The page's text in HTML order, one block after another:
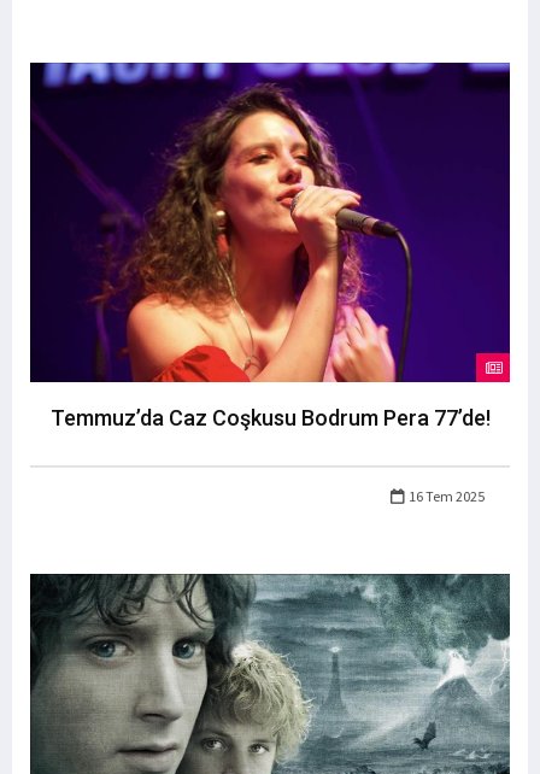
Temmuz’da Caz Coşkusu Bodrum Pera 77’de!
16 Tem 2025